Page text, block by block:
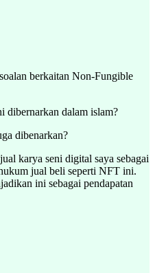
berkaitan Non-Fungible
dibernarkan dalam islam?
dibenarkan?
karya seni digital saya sebagai
jual beli seperti NFT ini.
ini sebagai pendapatan